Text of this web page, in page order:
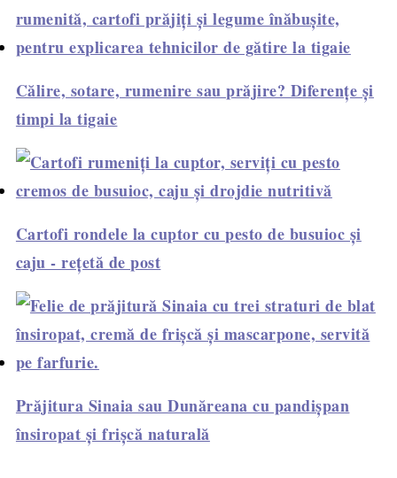
Călire, sotare, rumenire sau prăjire? Diferențe și
timpi la tigaie
Cartofi rondele la cuptor cu pesto de busuioc și
caju - rețetă de post
Prăjitura Sinaia sau Dunăreana cu pandișpan
însiropat și frișcă naturală